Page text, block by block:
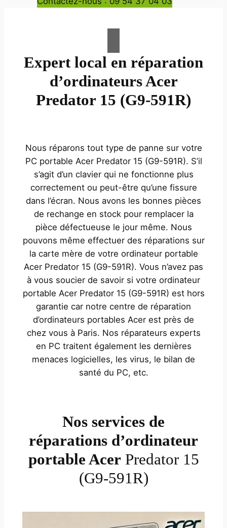
Expert local en réparation
d’ordinateurs Acer
Predator 15 (G9-591R)
Nous réparons tout type de panne sur votre
PC portable Acer Predator 15 (G9-591R). S’il
s’agit d’un clavier qui ne fonctionne plus
correctement ou peut-être qu’une fissure
dans l’écran. Nous avons les bonnes pièces
de rechange en stock pour remplacer la
pièce défectueuse le jour même. Nous
pouvons même effectuer des réparations sur
la carte mère de votre ordinateur portable
Acer Predator 15 (G9-591R). Vous n’avez pas
à vous soucier de savoir si votre ordinateur
portable Acer Predator 15 (G9-591R) est hors
garantie car notre centre de réparation
d’ordinateurs portables Acer est près de
chez vous à Paris. Nos réparateurs experts
en PC traitent également les dernières
menaces logicielles, les virus, le bilan de
santé du PC, etc.
Nos services de
réparations d’ordinateur
portable Acer Predator 15
(G9-591R)